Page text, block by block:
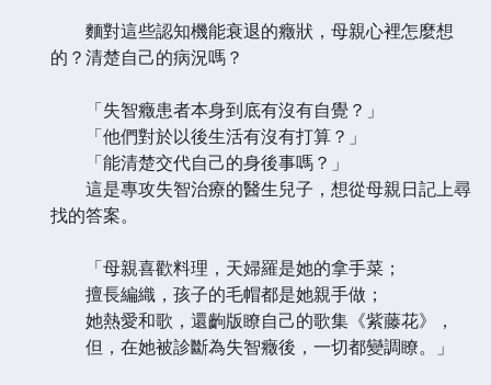
麵對這些認知機能衰退的癥狀，母親心裡怎麼想
的？清楚自己的病況嗎？
「失智癥患者本身到底有沒有自覺？」
「他們對於以後生活有沒有打算？」
「能清楚交代自己的身後事嗎？」
這是專攻失智治療的醫生兒子，想從母親日記上尋
找的答案。
「母親喜歡料理，天婦羅是她的拿手菜；
擅長編織，孩子的毛帽都是她親手做；
她熱愛和歌，還齣版瞭自己的歌集《紫藤花》，
但，在她被診斷為失智癥後，一切都變調瞭。」